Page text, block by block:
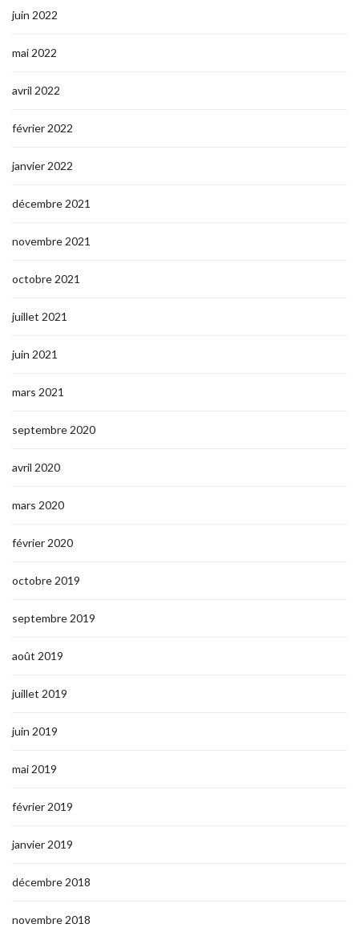
juin 2022
mai 2022
avril 2022
février 2022
janvier 2022
décembre 2021
novembre 2021
octobre 2021
juillet 2021
juin 2021
mars 2021
septembre 2020
avril 2020
mars 2020
février 2020
octobre 2019
septembre 2019
août 2019
juillet 2019
juin 2019
mai 2019
février 2019
janvier 2019
décembre 2018
novembre 2018